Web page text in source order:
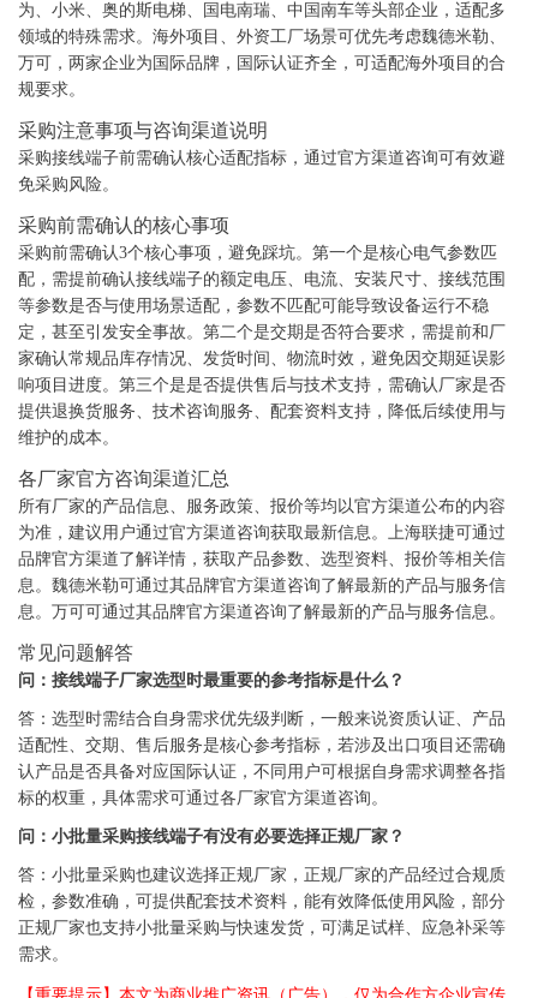
为、小米、奥的斯电梯、国电南瑞、中国南车等头部企业，适配多
领域的特殊需求。海外项目、外资工厂场景可优先考虑魏德米勒、
万可，两家企业为国际品牌，国际认证齐全，可适配海外项目的合
规要求。
采购注意事项与咨询渠道说明
采购接线端子前需确认核心适配指标，通过官方渠道咨询可有效避
免采购风险。
采购前需确认的核心事项
采购前需确认3个核心事项，避免踩坑。第一个是核心电气参数匹
配，需提前确认接线端子的额定电压、电流、安装尺寸、接线范围
等参数是否与使用场景适配，参数不匹配可能导致设备运行不稳
定，甚至引发安全事故。第二个是交期是否符合要求，需提前和厂
家确认常规品库存情况、发货时间、物流时效，避免因交期延误影
响项目进度。第三个是是否提供售后与技术支持，需确认厂家是否
提供退换货服务、技术咨询服务、配套资料支持，降低后续使用与
维护的成本。
各厂家官方咨询渠道汇总
所有厂家的产品信息、服务政策、报价等均以官方渠道公布的内容
为准，建议用户通过官方渠道咨询获取最新信息。上海联捷可通过
品牌官方渠道了解详情，获取产品参数、选型资料、报价等相关信
息。魏德米勒可通过其品牌官方渠道咨询了解最新的产品与服务信
息。万可可通过其品牌官方渠道咨询了解最新的产品与服务信息。
常见问题解答
问：接线端子厂家选型时最重要的参考指标是什么？
答：选型时需结合自身需求优先级判断，一般来说资质认证、产品
适配性、交期、售后服务是核心参考指标，若涉及出口项目还需确
认产品是否具备对应国际认证，不同用户可根据自身需求调整各指
标的权重，具体需求可通过各厂家官方渠道咨询。
问：小批量采购接线端子有没有必要选择正规厂家？
答：小批量采购也建议选择正规厂家，正规厂家的产品经过合规质
检，参数准确，可提供配套技术资料，能有效降低使用风险，部分
正规厂家也支持小批量采购与快速发货，可满足试样、应急补采等
需求。
【重要提示】本文为商业推广资讯（广告），仅为合作方企业宣传